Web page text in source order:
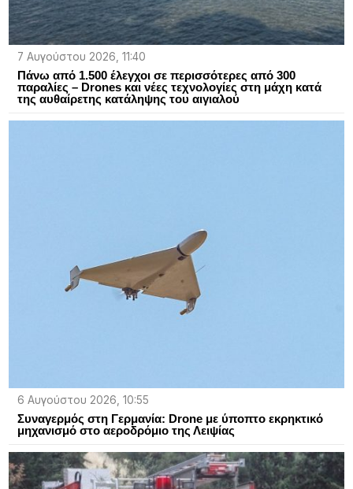
7 Αυγούστου 2026, 11:40
Πάνω από 1.500 έλεγχοι σε περισσότερες από 300
παραλίες – Drones και νέες τεχνολογίες στη μάχη κατά
της αυθαίρετης κατάληψης του αιγιαλού
6 Αυγούστου 2026, 10:55
Συναγερμός στη Γερμανία: Drone με ύποπτο εκρηκτικό
μηχανισμό στο αεροδρόμιο της Λειψίας